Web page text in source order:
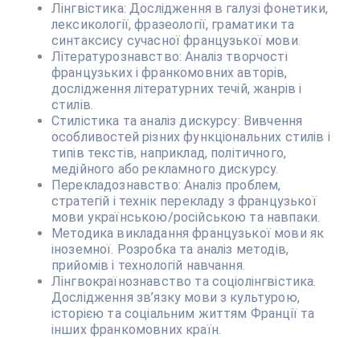
Лінгвістика: Дослідження в галузі фонетики,
лексикології, фразеології, граматики та
синтаксису сучасної французької мови.
Літературознавство: Аналіз творчості
французьких і франкомовних авторів,
дослідження літературних течій, жанрів і
стилів.
Стилістика та аналіз дискурсу: Вивчення
особливостей різних функціональних стилів і
типів текстів, наприклад, політичного,
медійного або рекламного дискурсу.
Перекладознавство: Аналіз проблем,
стратегій і технік перекладу з французької
мови українською/російською та навпаки.
Методика викладання французької мови як
іноземної. Розробка та аналіз методів,
прийомів і технологій навчання.
Лінгвокраїнознавство та соціолінгвістика.
Дослідження зв’язку мови з культурою,
історією та соціальним життям Франції та
інших франкомовних країн.